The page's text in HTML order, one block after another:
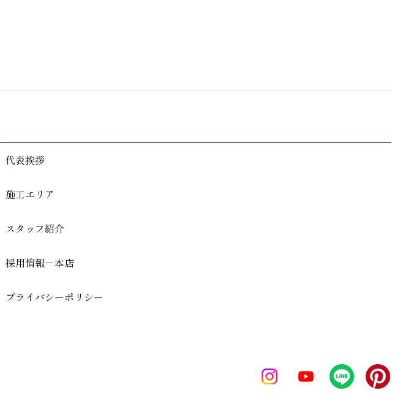
代表挨拶
施工エリア
スタッフ紹介
採用情報－本店
プライバシーポリシー